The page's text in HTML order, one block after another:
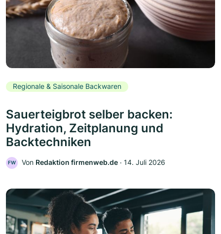
Regionale & Saisonale Backwaren
Sauerteigbrot selber backen:
Hydration, Zeitplanung und
Backtechniken
FW Von Redaktion firmenweb.de ‧ 14. Juli 2026